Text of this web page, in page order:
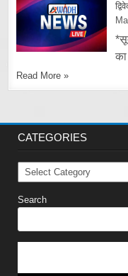
Read More »
CATEGORIES
Categories
Search